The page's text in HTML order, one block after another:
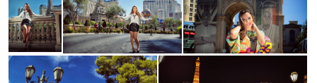
Guardar Guardar